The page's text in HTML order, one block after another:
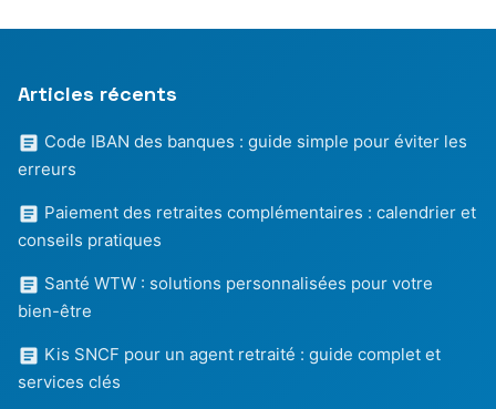
Articles récents
Code IBAN des banques : guide simple pour éviter les
erreurs
Paiement des retraites complémentaires : calendrier et
conseils pratiques
Santé WTW : solutions personnalisées pour votre
bien-être
Kis SNCF pour un agent retraité : guide complet et
services clés